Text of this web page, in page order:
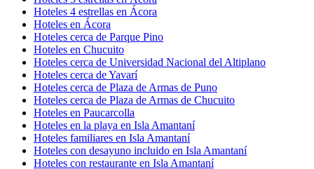
Hoteles 4 estrellas en Ácora
Hoteles en Ácora
Hoteles cerca de Parque Pino
Hoteles en Chucuito
Hoteles cerca de Universidad Nacional del Altiplano
Hoteles cerca de Yavarí
Hoteles cerca de Plaza de Armas de Puno
Hoteles cerca de Plaza de Armas de Chucuito
Hoteles en Paucarcolla
Hoteles en la playa en Isla Amantaní
Hoteles familiares en Isla Amantaní
Hoteles con desayuno incluido en Isla Amantaní
Hoteles con restaurante en Isla Amantaní